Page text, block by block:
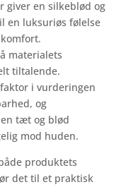
giver en silkeblød og
en luksuriøs følelse
materialets
tiltalende.
i vurderingen
og
tæt og blød
mod huden.
produktets
det til et praktisk